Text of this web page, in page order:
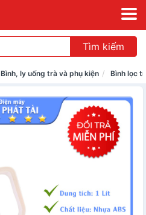
Tìm kiếm
Bình, ly uống trà và phụ kiện Bình lọc